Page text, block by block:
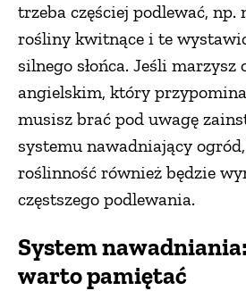
trzeba częściej podlewać, np.
rośliny kwitnące i te
silnego słońca. Jeśli marzysz
angielskim, który przypomina
musisz brać pod uwagę
systemu nawadniający
roślinność również będzie
częstszego podlewania.
System
warto pamiętać
PRZEPISY
ŚNIADANIA
ZUPY
DANIA